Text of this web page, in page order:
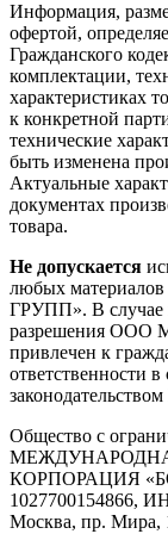
Информация,
офертой,
Гражданского
комплектации,
характеристиках
к конкретной
технические
быть изменена
Актуальные
документах
товара.
Не допускается
любых
ГРУПП». В случае
разрешения ООО
привлечен к
ответственности
Общество с
КОРПОРАЦИЯ
1027700154866,
Москва, пр. Мира,